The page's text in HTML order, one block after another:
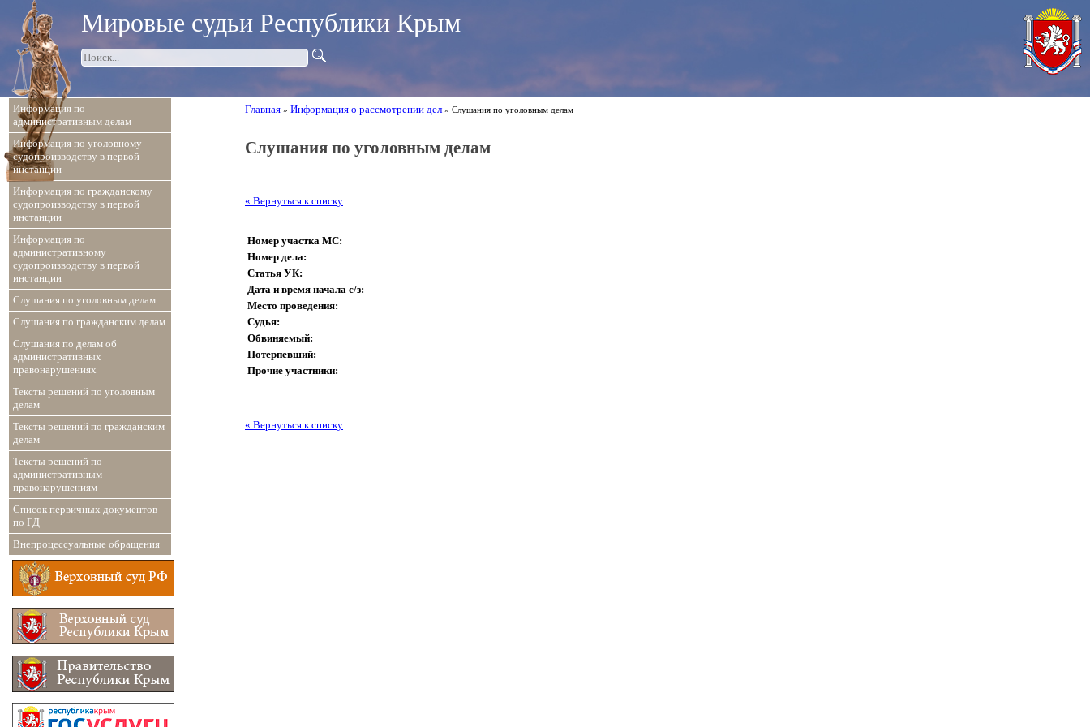
Информация по
административным делам
Информация по уголовному
судопроизводству в первой
инстанции
Информация по гражданскому
судопроизводству в первой
инстанции
Информация по
административному
судопроизводству в первой
инстанции
Слушания по уголовным делам
Слушания по гражданским делам
Слушания по делам об
административных
правонарушениях
Тексты решений по уголовным
делам
Тексты решений по гражданским
делам
Тексты решений по
административным
правонарушениям
Список первичных документов
по ГД
Внепроцессуальные обращения
Мировые судьи Республики Крым
Главная » Информация о рассмотрении дел » Слушания по уголовным делам
Слушания по уголовным делам
« Вернуться к списку
Номер участка МС:
Номер дела:
Статья УК:
Дата и время начала с/з: --
Место проведения:
Судья:
Обвиняемый:
Потерпевший:
Прочие участники:
« Вернуться к списку